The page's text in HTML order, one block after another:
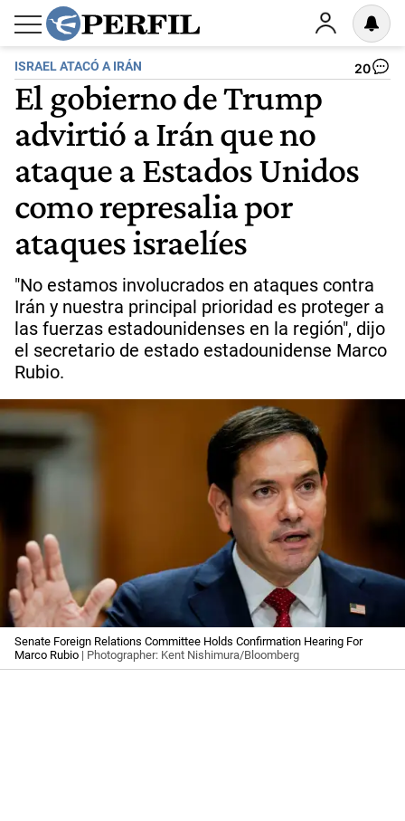
ISRAEL ATACÓ A IRÁN 20
El gobierno de Trump
advirtió a Irán que no
ataque a Estados Unidos
como represalia por
ataques israelíes
"No estamos involucrados en ataques contra
Irán y nuestra principal prioridad es proteger a
las fuerzas estadounidenses en la región", dijo
el secretario de estado estadounidense Marco
Rubio.
Senate Foreign Relations Committee Holds Confirmation Hearing For
Marco Rubio | Photographer: Kent Nishimura/Bloomberg